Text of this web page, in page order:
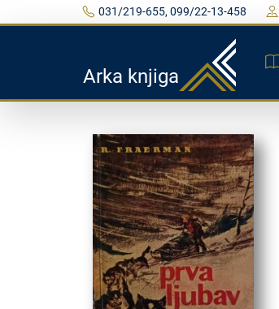
031/219-655, 099/22-13-458
Arka knjiga